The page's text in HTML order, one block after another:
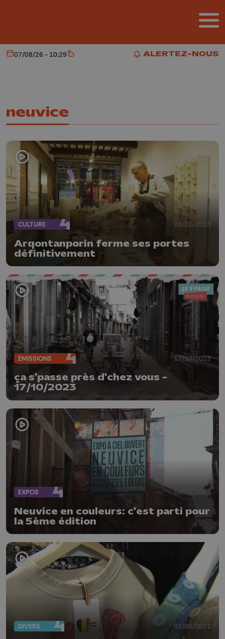
ALERTEZ-NOUS
ALERTEZ-NOUS
Aujourd'hui
07/08/26 - 10:29 Météo
neuvice
CULTURE 28/02/2025
Arqontanporin ferme ses portes
définitivement
ÉMISSIONS 17/10/2023
ça s'passe près d'chez vous -
17/10/2023
EXPOS 16/06/2023
Neuvice en couleurs: c'est parti pour
la 5ème édition
DIVERS 02/06/2021